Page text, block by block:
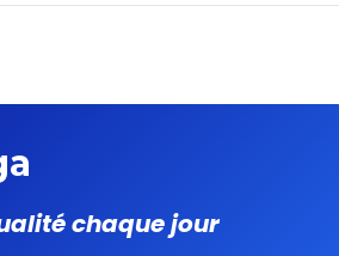
chaque jour